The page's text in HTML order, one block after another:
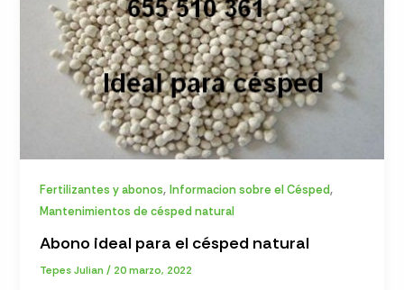
Fertilizantes y abonos,Informacion sobre el Césped,
Mantenimientos de césped natural
Abono ideal para el césped natural
Tepes Julian/ 20 marzo, 2022